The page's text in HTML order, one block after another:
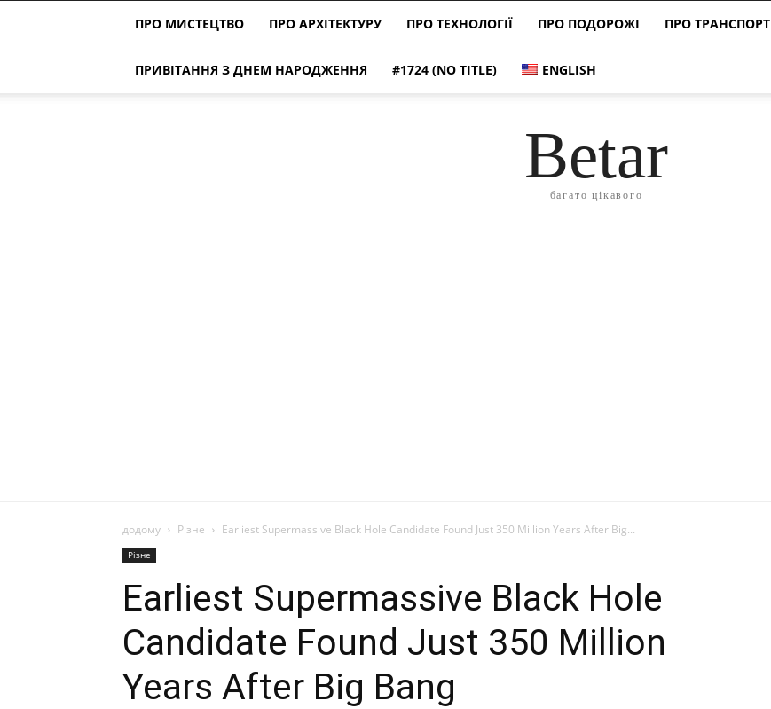
ПРО МИСТЕЦТВО ПРО АРХІТЕКТУРУ ПРО ТЕХНОЛОГІЇ ПРО ПОДОРОЖІ ПРО ТРАНСПОРТ
ПРИВІТАННЯ З ДНЕМ НАРОДЖЕННЯ #1724 (NO TITLE) ENGLISH
Betar
багато цікавого
додому Різне Earliest Supermassive Black Hole Candidate Found Just 350 Million Years After Big...
Різне
Earliest Supermassive Black Hole
Candidate Found Just 350 Million
Years After Big Bang